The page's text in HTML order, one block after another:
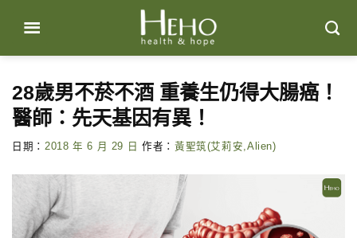
content
28歲男不菸不酒 重養生仍得大腸癌！
醫師：先天基因有異！
日期： 2018 年 6 月 29 日 作者： 黃聖筑(艾莉安,Alien)